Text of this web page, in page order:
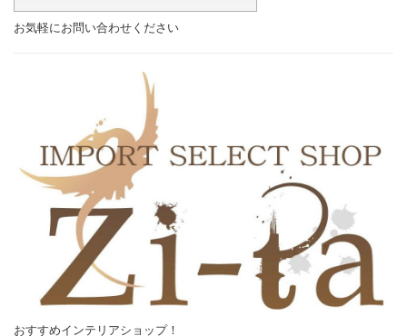
お気軽にお問い合わせください
おすすめインテリアショップ！